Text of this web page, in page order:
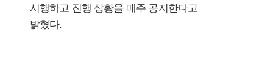
시행하고 진행 상황을 매주 공지한다고
밝혔다.